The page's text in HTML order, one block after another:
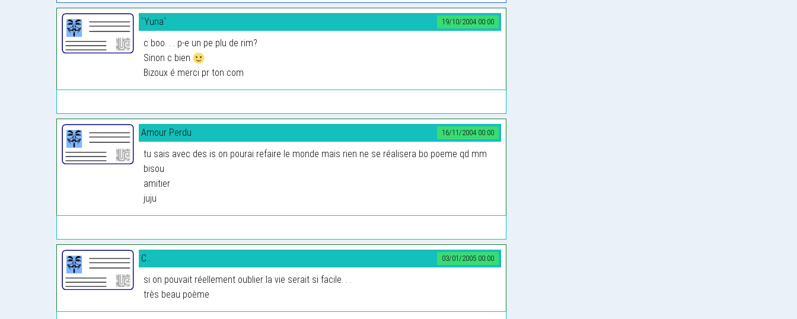
19/10/2004 00:00
`Yuna`
c boo. . . p-e un pe plu de rim?
Sinon c bien
Bizoux é merci pr ton com
16/11/2004 00:00
Amour Perdu
tu sais avec des is on pourai refaire le monde mais rien ne se réalisera bo poeme qd mm
bisou
amitier
juju
03/01/2005 00:00
C..
si on pouvait réellement oublier la vie serait si facile. . .
très beau poème